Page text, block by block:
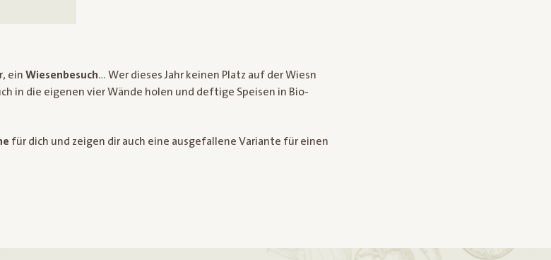
ein Wiesenbesuch… Wer dieses Jahr keinen Platz auf der Wiesn
in die eigenen vier Wände holen und deftige Speisen in Bio-
für dich und zeigen dir auch eine ausgefallene Variante für einen